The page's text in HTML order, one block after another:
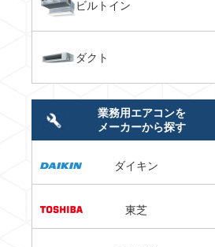
ビルトイン
ダクト
業務用エアコンを
メーカーから探す
ダイキン
東芝